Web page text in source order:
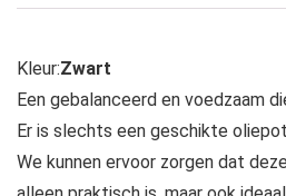
Kleur:Zwart
Een gebalanceerd en voedzaam
Er is slechts een geschikte
We kunnen ervoor zorgen dat